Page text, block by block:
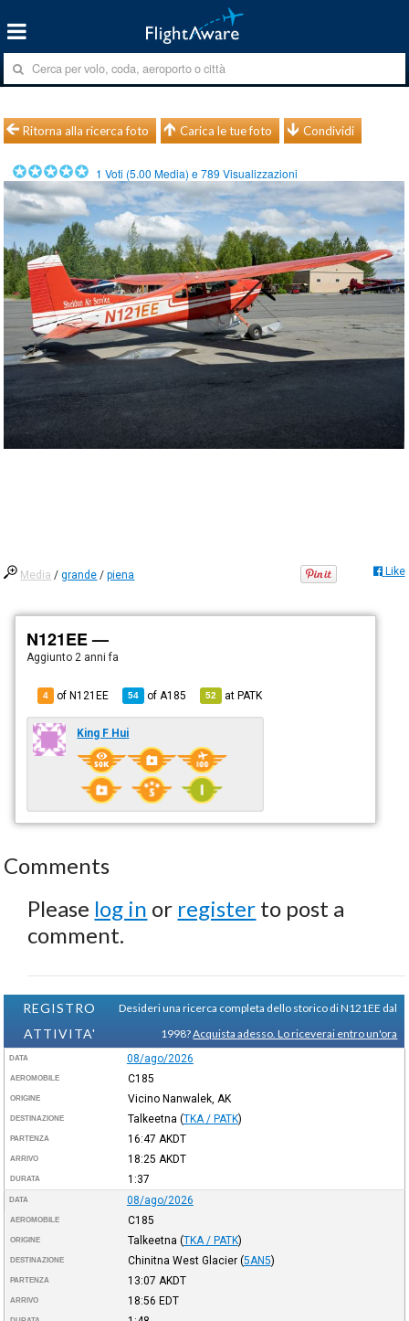
Ritorna alla ricerca foto Carica le tue foto Condividi
1 Voti (5.00 Media) e789 Visualizzazioni
Media /grande /piena Like
N121EE —
Aggiunto 2 anni fa
4 of N121EE 54 of A185 52 atPATK
King F Hui
Comments
Please log in or register to post a
comment.
REGISTRO
ATTIVITA'
Desideri una ricerca completa dello storico di N121EE dal
1998?Acquista adesso. Lo riceverai entro un'ora
DATA 08/ago/2026
AEROMOBILE C185
ORIGINE Vicino Nanwalek, AK
DESTINAZIONE Talkeetna (TKA / PATK)
PARTENZA 16:47 AKDT
ARRIVO 18:25 AKDT
DURATA 1:37
DATA 08/ago/2026
AEROMOBILE C185
ORIGINE Talkeetna (TKA / PATK)
DESTINAZIONE Chinitna West Glacier (5AN5)
PARTENZA 13:07 AKDT
ARRIVO 18:56 EDT